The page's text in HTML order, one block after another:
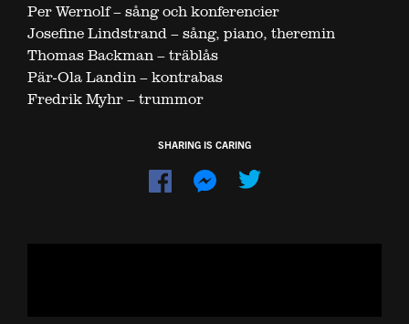
Per Wernolf – sång och konferencier
Josefine Lindstrand – sång, piano, theremin
Thomas Backman – träblås
Pär-Ola Landin – kontrabas
Fredrik Myhr – trummor
SHARING IS CARING
Dela
Dela